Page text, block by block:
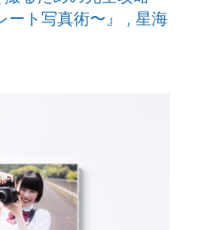
ート写真術〜』 , 星海